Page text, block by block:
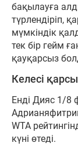
бақылауға
түрлендіріп,
мүмкіндік
тек бір гейм
қауқарсыз
Келесі
Енді Дияс 1/8
WTA
күні өтеді.